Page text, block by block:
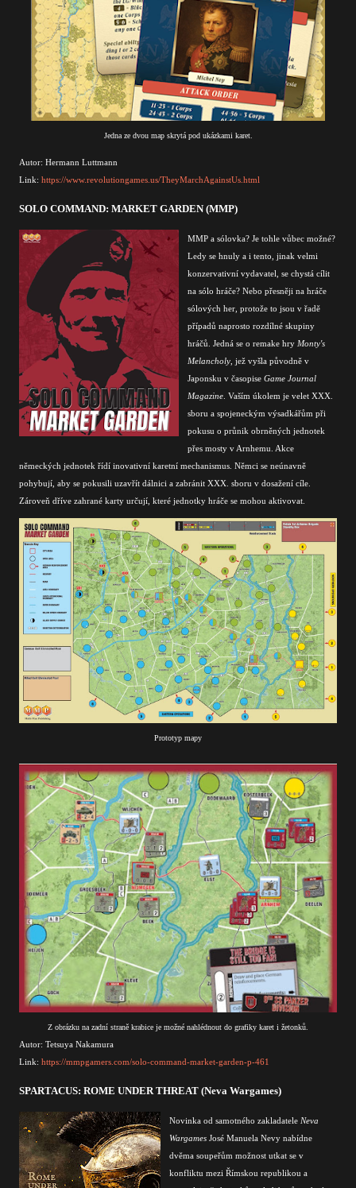
Jedna ze dvou map skrytá pod ukázkami karet.
Autor: Hermann Luttmann
Link: https://www.revolutiongames.us/TheyMarchAgainstUs.html
SOLO COMMAND: MARKET GARDEN (MMP)
MMP a sólovka? Je tohle vůbec možné?
Ledy se hnuly a i tento, jinak velmi
konzervativní vydavatel, se chystá cílit
na sólo hráče? Nebo přesněji na hráče
sólových her, protože to jsou v řadě
případů naprosto rozdílné skupiny
hráčů. Jedná se o remake hry Monty's
Melancholy , jež vyšla původně v
Japonsku v časopiseGame Journal
Magazine . Vaším úkolem je velet XXX.
sboru a spojeneckým výsadkářům při
pokusu o průnik obrněných jednotek
přes mosty v Arnhemu. Akce
německých jednotek řídí inovativní karetní mechanismus. Němci se neúnavně
pohybují, aby se pokusili uzavřít dálnici a zabránit XXX. sboru v dosažení cíle.
Zároveň dříve zahrané karty určují, které jednotky hráče se mohou aktivovat.
Prototyp mapy
Z obrázku na zadní straně krabice je možné nahlédnout do grafiky karet i žetonků.
Autor: Tetsuya Nakamura
Link: https://mmpgamers.com/solo-command-market-garden-p-461
SPARTACUS: ROME UNDER THREAT (Neva Wargames)
Novinka od samotného zakladatele Neva
Wargames José Manuela Nevy nabídne
dvěma soupeřům možnost utkat se v
konfliktu mezi Římskou republikou a